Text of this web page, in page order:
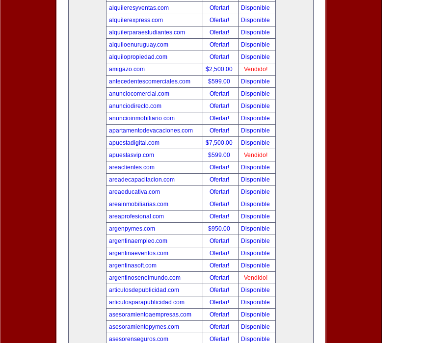
alquileresyventas.com
Ofertar!
Disponible
alquilerexpress.com
Ofertar!
Disponible
alquilerparaestudiantes.com
Ofertar!
Disponible
alquiloenuruguay.com
Ofertar!
Disponible
alquilopropiedad.com
Ofertar!
Disponible
amigazo.com
$2,500.00
Vendido!
antecedentescomerciales.com
$599.00
Disponible
anunciocomercial.com
Ofertar!
Disponible
anunciodirecto.com
Ofertar!
Disponible
anuncioinmobiliario.com
Ofertar!
Disponible
apartamentodevacaciones.com
Ofertar!
Disponible
apuestadigital.com
$7,500.00
Disponible
apuestasvip.com
$599.00
Vendido!
areaclientes.com
Ofertar!
Disponible
areadecapacitacion.com
Ofertar!
Disponible
areaeducativa.com
Ofertar!
Disponible
areainmobiliarias.com
Ofertar!
Disponible
areaprofesional.com
Ofertar!
Disponible
argenpymes.com
$950.00
Disponible
argentinaempleo.com
Ofertar!
Disponible
argentinaeventos.com
Ofertar!
Disponible
argentinasoft.com
Ofertar!
Disponible
argentinosenelmundo.com
Ofertar!
Vendido!
articulosdepublicidad.com
Ofertar!
Disponible
articulosparapublicidad.com
Ofertar!
Disponible
asesoramientoaempresas.com
Ofertar!
Disponible
asesoramientopymes.com
Ofertar!
Disponible
asesorenseguros.com
Ofertar!
Disponible